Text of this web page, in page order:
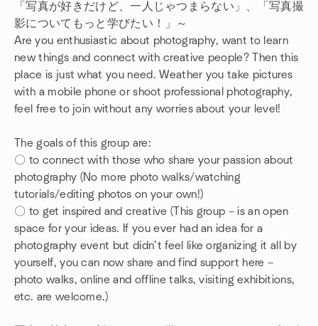
「写真が好きだけど、一人じゃつまらない」、「写真撮
影についてもっと学びたい！」～
Are you enthusiastic about photography, want to learn
new things and connect with creative people? Then this
place is just what you need. Weather you take pictures
with a mobile phone or shoot professional photography,
feel free to join without any worries about your level!
The goals of this group are:
〇 to connect with those who share your passion about
photography (No more photo walks/watching
tutorials/editing photos on your own!)
〇 to get inspired and creative (This group – is an open
space for your ideas. If you ever had an idea for a
photography event but didn’t feel like organizing it all by
yourself, you can now share and find support here –
photo walks, online and offline talks, visiting exhibitions,
etc. are welcome.)
グループのリンク